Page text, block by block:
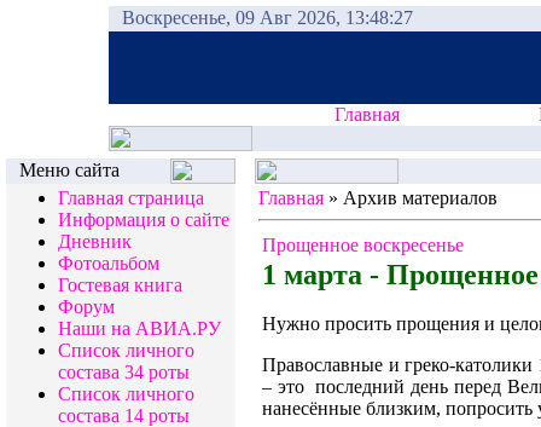
Воскресенье, 09 Авг 2026, 13:48:27
Главная
Меню сайта
Главная страница
Информация о сайте
Дневник
Фотоальбом
Гостевая книга
Форум
Наши на АВИА.РУ
Список личного
состава 34 роты
Список личного
состава 14 роты
Главная » Архив материалов
Прощенное воскресенье
1 марта - Прощенное
Нужно просить прощения и
Православные и греко-
– это последний день перед
нанесённые близким,